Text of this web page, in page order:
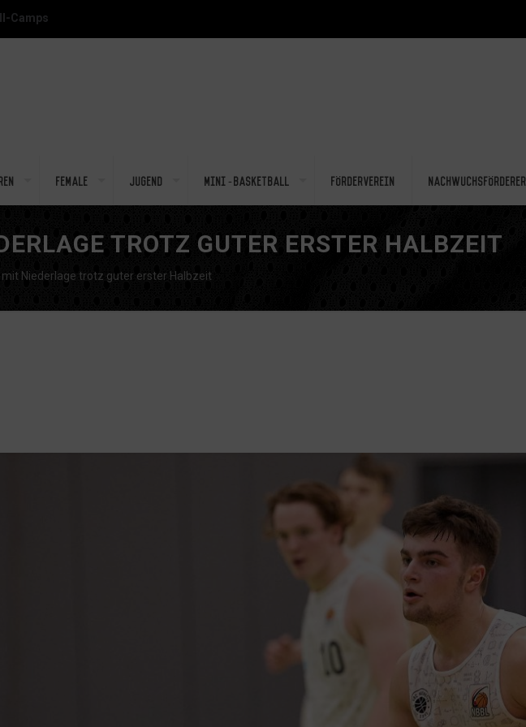
Camps
Female Jugend Mini-Basketball Förderverein Nachwuchsförderer
TROTZ GUTER ERSTER HALBZEIT
mit Niederlage trotz guter erster Halbzeit